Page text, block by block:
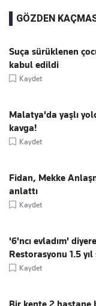
GÖZDEN
Suça sürüklenen
kabul edildi
Kaydet
Malatya'da yaşlı
kavga!
Kaydet
Fidan, Mekke
anlattı
Kaydet
'6'ncı evladım'
Restorasyonu 1.5
Kaydet